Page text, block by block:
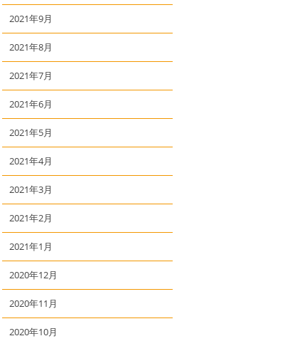
2021年9月
2021年8月
2021年7月
2021年6月
2021年5月
2021年4月
2021年3月
2021年2月
2021年1月
2020年12月
2020年11月
2020年10月